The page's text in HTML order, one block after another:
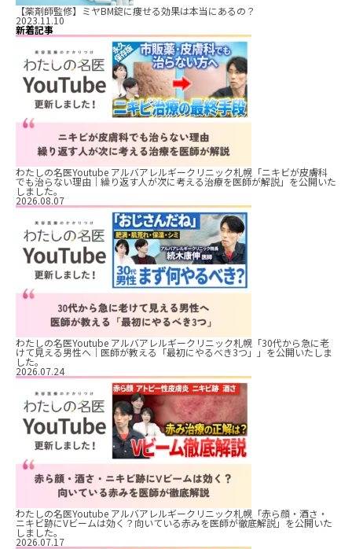
【薬剤師監修】ミヤBM錠に痩せる効果は本当にあるの？
2023.11.10
新着記事
わたしの名医Youtube アルバアレルギークリニック札幌「ニキビが皮膚科
でも治らない理由｜繰り返す人が次に考える治療を医師が解説」を公開いた
しました。
2026.08.07
わたしの名医Youtube アルバアレルギークリニック札幌「30代から急に老
けて見える男性へ｜医師が教える「最初にやるべき3つ」」を公開いたしま
した。
2026.07.24
わたしの名医Youtube アルバアレルギークリニック札幌「赤ら顔・酒さ・
ニキビ跡にVビームは効く？向いている赤みを医師が徹底解説」を公開いた
しました。
2026.07.17